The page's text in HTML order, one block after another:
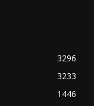
3296
3233
1446